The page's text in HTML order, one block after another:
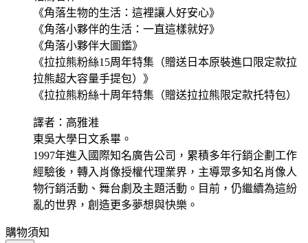
《角落生物的生活：這裡讓人好安心》
《角落小夥伴的生活：一直這樣就好》
《角落小夥伴大圖鑑》
《拉拉熊粉絲15周年特集（贈送日本原裝進口限定款拉
拉熊超大容量手提包）》
《拉拉熊粉絲十周年特集（贈送拉拉熊限定款托特包）
譯者：高雅溎
東吳大學日文系畢。
1997年進入國際知名廣告公司，累積多年行銷企劃工作
經驗後，轉入肖像授權代理業界，主導眾多知名肖像人
物行銷活動、舞台劇及主題活動。目前，仍繼續為這紛
亂的世界，創造更多夢想與快樂。
購物須知